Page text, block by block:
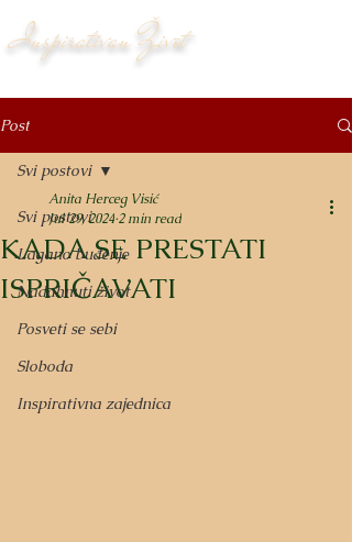
Inspirativan Život
Post
Svi postovi
Lagano buđenje
Nadahnuti život
Posveti se sebi
Sloboda
Inspirativna zajednica
Svi postovi
KADA SE PRESTATI
ISPRIČAVATI
Anita Herceg Visić
Jul 29, 2024 2 min read